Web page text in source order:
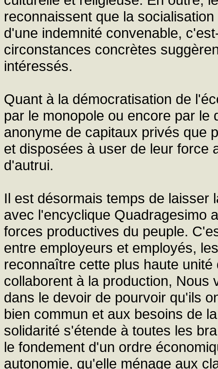
reconnaissent que la
d'une indemnité convenable,
circonstances concrètes
intéressés.
Quant à la démocratisation de
par le monopole ou encore par
anonyme de capitaux privés que
et disposées à user de leur force
d'autrui.
Il est désormais temps de laisser
avec l'encyclique Quadragesimo
forces productives du peuple.
entre employeurs et employés,
reconnaître cette plus haute
collaborent à la production, Nous
dans le devoir de pourvoir qu'ils
bien commun et aux besoins de
solidarité s'étende à toutes les
le fondement d'un ordre
autonomie, qu'elle ménage aux